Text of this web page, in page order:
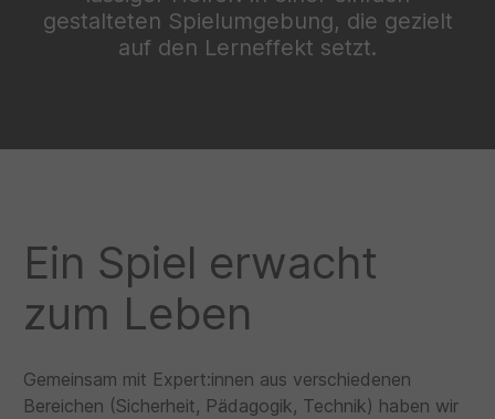
gestalteten Spielumgebung, die gezielt
auf den Lerneffekt setzt.
Ein Spiel erwacht
zum Leben
Gemeinsam mit Expert:innen aus verschiedenen
Bereichen (Sicherheit, Pädagogik, Technik) haben wir